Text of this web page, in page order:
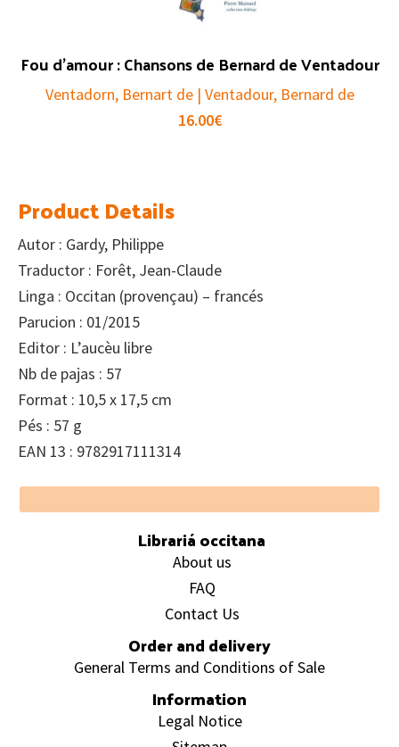
Fou d’amour : Chansons de Bernard de Ventadour
Ventadorn, Bernart de | Ventadour, Bernard de
16.00€
Product Details
Autor : Gardy, Philippe
Traductor : Forêt, Jean-Claude
Linga : Occitan (provençau) – francés
Parucion : 01/2015
Editor : L’aucèu libre
Nb de pajas : 57
Format : 10,5 x 17,5 cm
Pés : 57 g
EAN 13 : 9782917111314
Footer
Librariá occitana
About us
FAQ
Contact Us
Order and delivery
General Terms and Conditions of Sale
Information
Legal Notice